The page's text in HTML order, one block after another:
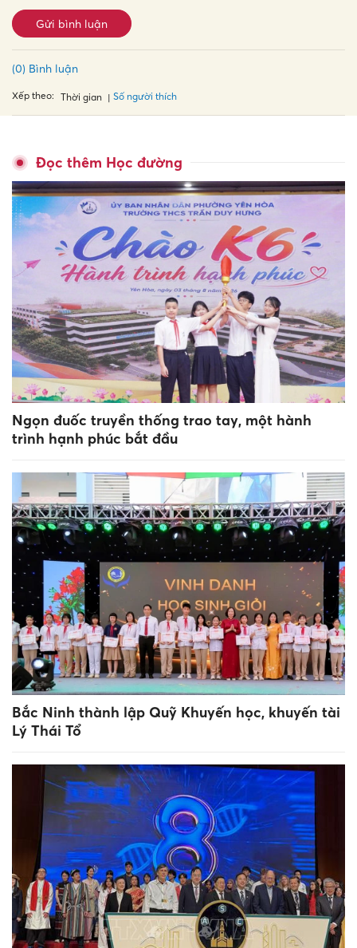
Gửi bình luận
(0) Bình luận
Xếp theo: Thời gian Số người thích
Đọc thêm Học đường
Ngọn đuốc truyền thống trao tay, một hành
trình hạnh phúc bắt đầu
Bắc Ninh thành lập Quỹ Khuyến học, khuyến tài
Lý Thái Tổ